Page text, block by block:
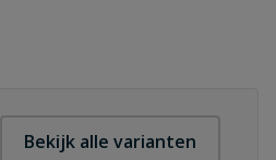
Bekijk alle varianten